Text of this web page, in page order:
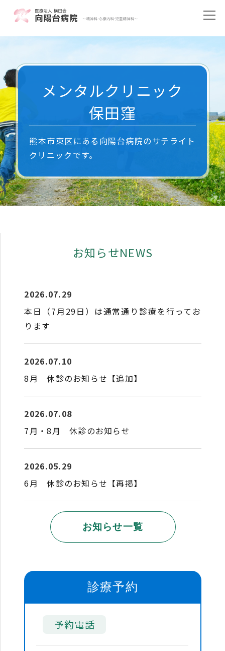
メンタルクリニック
保田窪
熊本市東区にある向陽台病院のサテライト
クリニックです。
お知らせNEWS
2026.07.29
本日（7月29日）は通常通り診療を行ってお
ります
2026.07.10
8月 休診のお知らせ【追加】
2026.07.08
7月・8月 休診のお知らせ
2026.05.29
6月 休診のお知らせ【再掲】
お知らせ一覧
診療予約
予約電話